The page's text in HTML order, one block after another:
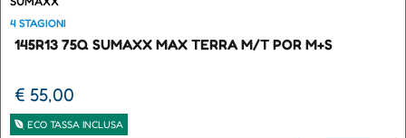
4 STAGIONI
145R13 75Q SUMAXX MAX TERRA M/T POR M+S
€ 55,00
ECO TASSA INCLUSA